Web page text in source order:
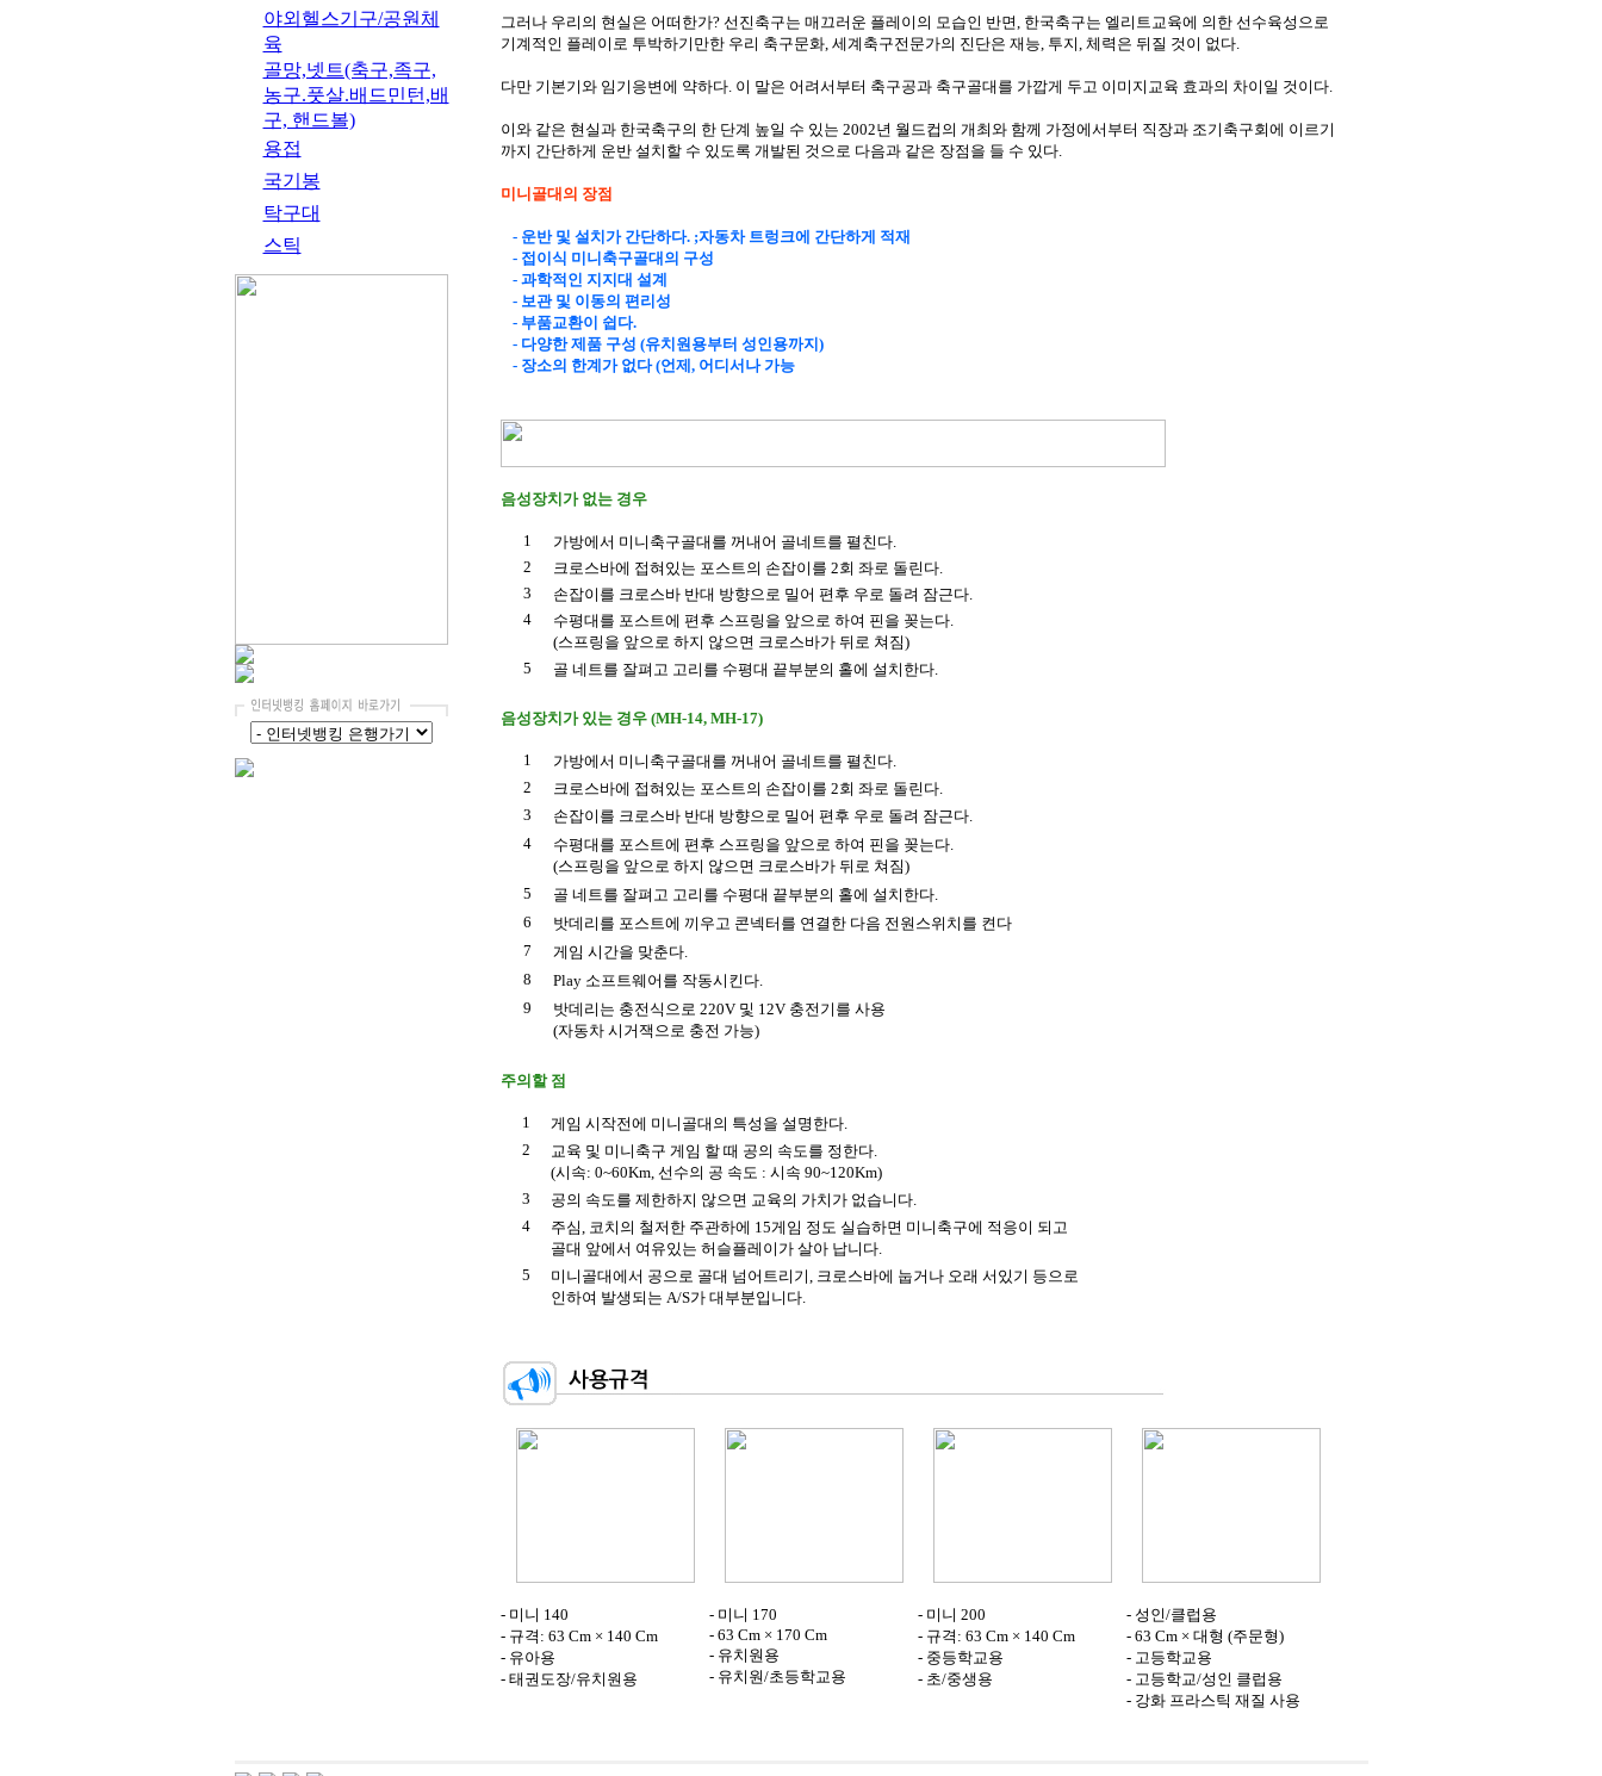
야외헬스기구/공원체
육
골망,넷트(축구,족구,
농구.풋살.배드민턴,배
구, 핸드볼)
용접
국기봉
탁구대
스틱
그러나 우리의 현실은 어떠한가? 선진축구는 매끄러운 플레이의 모습인 반면, 한국축구는 엘리트교육에 의한 선수육성으로
기계적인 플레이로 투박하기만한 우리 축구문화, 세계축구전문가의 진단은 재능, 투지, 체력은 뒤질 것이 없다.
다만 기본기와 임기응변에 약하다. 이 말은 어려서부터 축구공과 축구골대를 가깝게 두고 이미지교육 효과의 차이일 것이다.
이와 같은 현실과 한국축구의 한 단계 높일 수 있는 2002년 월드컵의 개최와 함께 가정에서부터 직장과 조기축구회에 이르기
까지 간단하게 운반 설치할 수 있도록 개발된 것으로 다음과 같은 장점을 들 수 있다.
미니골대의 장점
- 운반 및 설치가 간단하다. ;자동차 트렁크에 간단하게 적재
- 접이식 미니축구골대의 구성
- 과학적인 지지대 설계
- 보관 및 이동의 편리성
- 부품교환이 쉽다.
- 다양한 제품 구성 (유치원용부터 성인용까지)
- 장소의 한계가 없다 (언제, 어디서나 가능
음성장치가 없는 경우
1
가방에서 미니축구골대를 꺼내어 골네트를 펼친다.
2
크로스바에 접혀있는 포스트의 손잡이를 2회 좌로 돌린다.
3
손잡이를 크로스바 반대 방향으로 밀어 편후 우로 돌려 잠근다.
4
수평대를 포스트에 편후 스프링을 앞으로 하여 핀을 꽂는다.
(스프링을 앞으로 하지 않으면 크로스바가 뒤로 쳐짐)
5
골 네트를 잘펴고 고리를 수평대 끝부분의 홀에 설치한다.
음성장치가 있는 경우 (MH-14, MH-17)
1
가방에서 미니축구골대를 꺼내어 골네트를 펼친다.
2
크로스바에 접혀있는 포스트의 손잡이를 2회 좌로 돌린다.
3
손잡이를 크로스바 반대 방향으로 밀어 편후 우로 돌려 잠근다.
4
수평대를 포스트에 편후 스프링을 앞으로 하여 핀을 꽂는다.
(스프링을 앞으로 하지 않으면 크로스바가 뒤로 쳐짐)
5
골 네트를 잘펴고 고리를 수평대 끝부분의 홀에 설치한다.
6
밧데리를 포스트에 끼우고 콘넥터를 연결한 다음 전원스위치를 켠다
7
게임 시간을 맞춘다.
8
Play 소프트웨어를 작동시킨다.
9
밧데리는 충전식으로 220V 및 12V 충전기를 사용
(자동차 시거잭으로 충전 가능)
주의할 점
1
게임 시작전에 미니골대의 특성을 설명한다.
2
교육 및 미니축구 게임 할 때 공의 속도를 정한다.
(시속: 0~60Km, 선수의 공 속도 : 시속 90~120Km)
3
공의 속도를 제한하지 않으면 교육의 가치가 없습니다.
4
주심, 코치의 철저한 주관하에 15게임 정도 실습하면 미니축구에 적응이 되고
골대 앞에서 여유있는 허슬플레이가 살아 납니다.
5
미니골대에서 공으로 골대 넘어트리기, 크로스바에 눕거나 오래 서있기 등으로
인하여 발생되는 A/S가 대부분입니다.
- 미니 140
- 규격: 63 Cm × 140 Cm
- 유아용
- 태권도장/유치원용
- 미니 170
- 63 Cm × 170 Cm
- 유치원용
- 유치원/초등학교용
- 미니 200
- 규격: 63 Cm × 140 Cm
- 중등학교용
- 초/중생용
- 성인/클럽용
- 63 Cm × 대형 (주문형)
- 고등학교용
- 고등학교/성인 클럽용
- 강화 프라스틱 재질 사용